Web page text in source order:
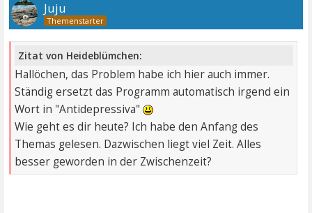
Juju
Zitat von Heideblümchen:
Hallöchen, das Problem habe ich hier auch immer.
Ständig ersetzt das Programm automatisch irgend ein
Wort in "Antidepressiva"
Wie geht es dir heute? Ich habe den Anfang des
Themas gelesen. Dazwischen liegt viel Zeit. Alles
besser geworden in der Zwischenzeit?